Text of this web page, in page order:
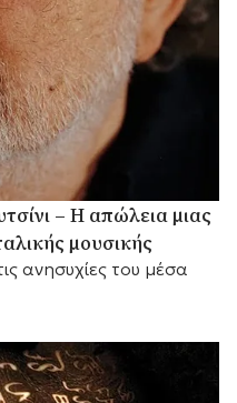
– Η απώλεια μιας
μουσικής
ανησυχίες του μέσα